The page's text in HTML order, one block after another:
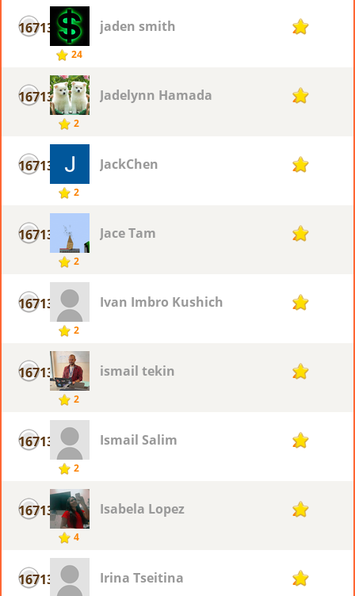
16713
24
jaden smith 2
16713
2
Jadelynn Hamada 2
16713
2
JackChen 2
16713
2
Jace Tam 2
16713
2
Ivan Imbro Kushich 2
16713
2
ismail tekin 2
16713
2
Ismail Salim 2
16713
4
Isabela Lopez 2
16713 Irina Tseitina 2